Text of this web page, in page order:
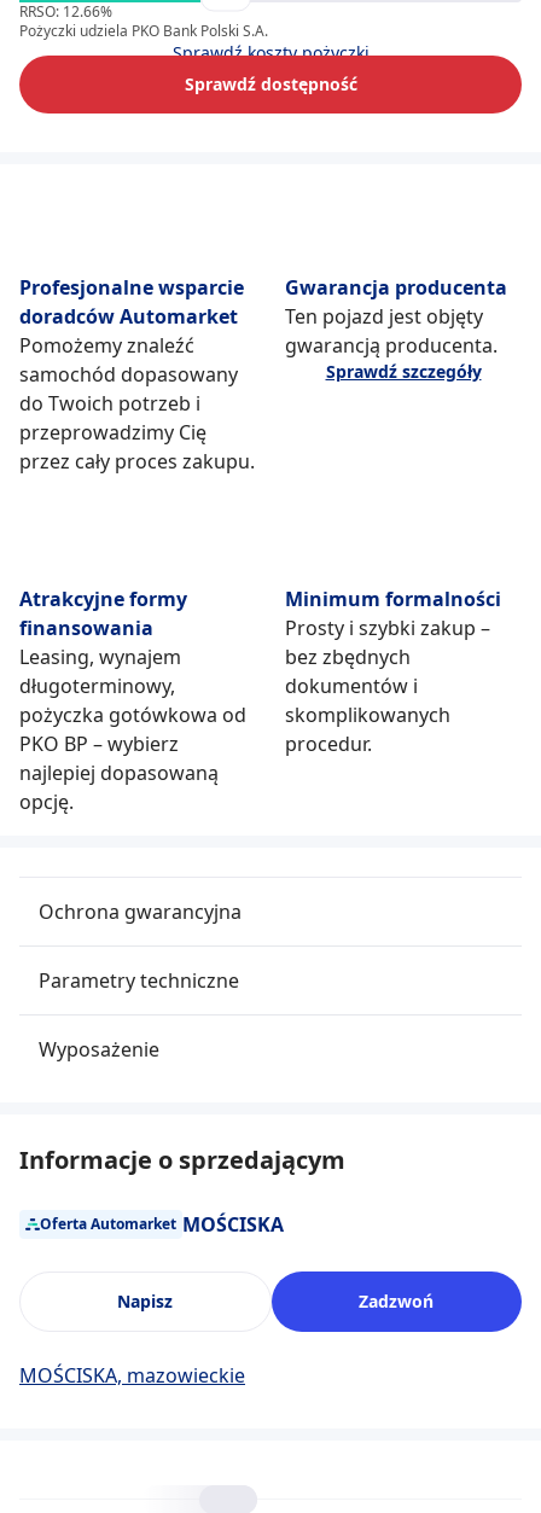
RRSO: 12.66%
Pożyczki udziela PKO Bank Polski S.A.
Sprawdź koszty pożyczki
Sprawdź dostępność
Profesjonalne wsparcie
doradców Automarket
Pomożemy znaleźć
samochód dopasowany
do Twoich potrzeb i
przeprowadzimy Cię
przez cały proces zakupu.
Gwarancja producenta
Ten pojazd jest objęty
gwarancją producenta.
Sprawdź szczegóły
Atrakcyjne formy
finansowania
Leasing, wynajem
długoterminowy,
pożyczka gotówkowa od
PKO BP – wybierz
najlepiej dopasowaną
opcję.
Minimum formalności
Prosty i szybki zakup –
bez zbędnych
dokumentów i
skomplikowanych
procedur.
Ochrona gwarancyjna
Parametry techniczne
Wyposażenie
Informacje o sprzedającym
Oferta Automarket MOŚCISKA
Napisz Zadzwoń
MOŚCISKA, mazowieckie